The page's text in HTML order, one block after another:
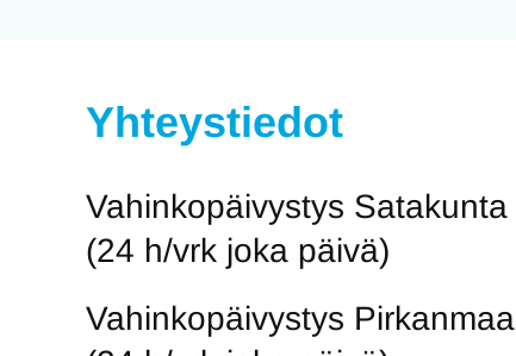
Yhteystiedot
Vahinkopäivystys Satakunta
(24 h/vrk joka päivä)
Vahinkopäivystys Pirkanmaa